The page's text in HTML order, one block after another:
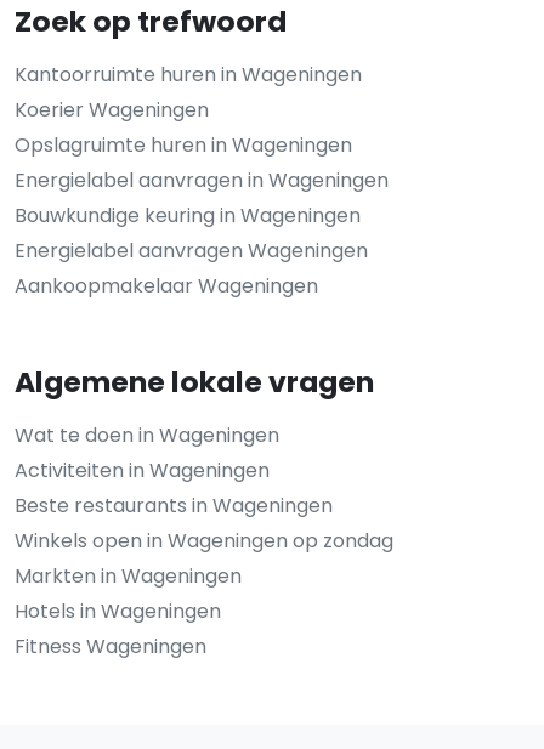
Zoek op trefwoord
Kantoorruimte huren in Wageningen
Koerier Wageningen
Opslagruimte huren in Wageningen
Energielabel aanvragen in Wageningen
Bouwkundige keuring in Wageningen
Energielabel aanvragen Wageningen
Aankoopmakelaar Wageningen
Algemene lokale vragen
Wat te doen in Wageningen
Activiteiten in Wageningen
Beste restaurants in Wageningen
Winkels open in Wageningen op zondag
Markten in Wageningen
Hotels in Wageningen
Fitness Wageningen